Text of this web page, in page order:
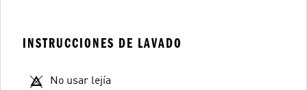
INSTRUCCIONES DE LAVADO
No usar lejía